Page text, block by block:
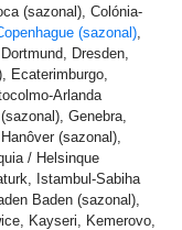
(sazonal), Colónia-
(sazonal)
Dresden,
Ecaterimburgo,
Arlanda
Genebra,
(sazonal),
/ Helsinque
Istambul-Sabiha
Baden (sazonal),
Kayseri, Kemerovo,